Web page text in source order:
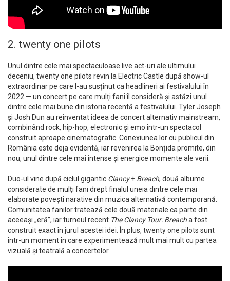
2. twenty one pilots
Unul dintre cele mai spectaculoase live act-uri ale ultimului
deceniu, twenty one pilots revin la Electric Castle după show-ul
extraordinar pe care l-au susținut ca headlineri ai festivalului în
2022 — un concert pe care mulți fani îl consideră și astăzi unul
dintre cele mai bune din istoria recentă a festivalului. Tyler Joseph
și Josh Dun au reinventat ideea de concert alternativ mainstream,
combinând rock, hip-hop, electronic și emo într-un spectacol
construit aproape cinematografic. Conexiunea lor cu publicul din
România este deja evidentă, iar revenirea la Bonțida promite, din
nou, unul dintre cele mai intense și energice momente ale verii.
Duo-ul vine după ciclul gigantic Clancy+ Breach, două albume
considerate de mulți fani drept finalul uneia dintre cele mai
elaborate povești narative din muzica alternativă contemporană.
Comunitatea fanilor tratează cele două materiale ca parte din
aceeași „eră”, iar turneul recent The Clancy Tour: Breacha fost
construit exact în jurul acestei idei. În plus, twenty one pilots sunt
într-un moment în care experimentează mult mai mult cu partea
vizuală și teatrală a concertelor.